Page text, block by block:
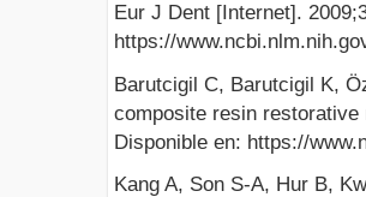
Eur J Dent [Internet].
https://
Barutcigil C, Barutcigil K,
composite resin
Disponible en: https://
Kang A, Son S-A, Hur B,